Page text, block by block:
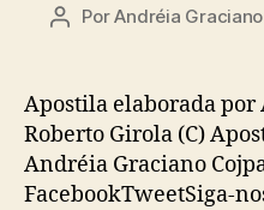
Autor
PorAndréia Graciano
Apostila elaborada por
Roberto Girola (C)
Andréia Graciano
FacebookTweetSiga-